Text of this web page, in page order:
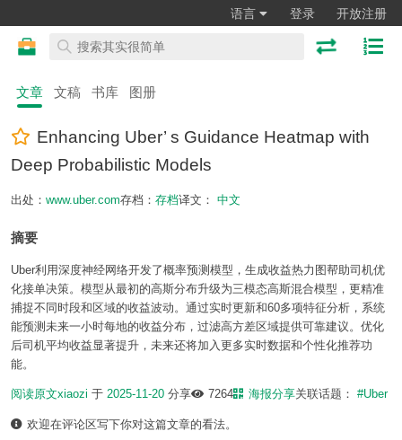
语言 登录 开放注册
文章 文稿 书库 图册
Enhancing Uber’ s Guidance Heatmap with
Deep Probabilistic Models
出处： www.uber.com存档： 存档译文： 中文
摘要
Uber利用深度神经网络开发了概率预测模型，生成收益热力图帮助司机优
化接单决策。模型从最初的高斯分布升级为三模态高斯混合模型，更精准
捕捉不同时段和区域的收益波动。通过实时更新和60多项特征分析，系统
能预测未来一小时每地的收益分布，过滤高方差区域提供可靠建议。优化
后司机平均收益显著提升，未来还将加入更多实时数据和个性化推荐功
能。
阅读原文xiaozi 于 2025-11-20 分享 7264 海报分享关联话题： #Uber
欢迎在评论区写下你对这篇文章的看法。